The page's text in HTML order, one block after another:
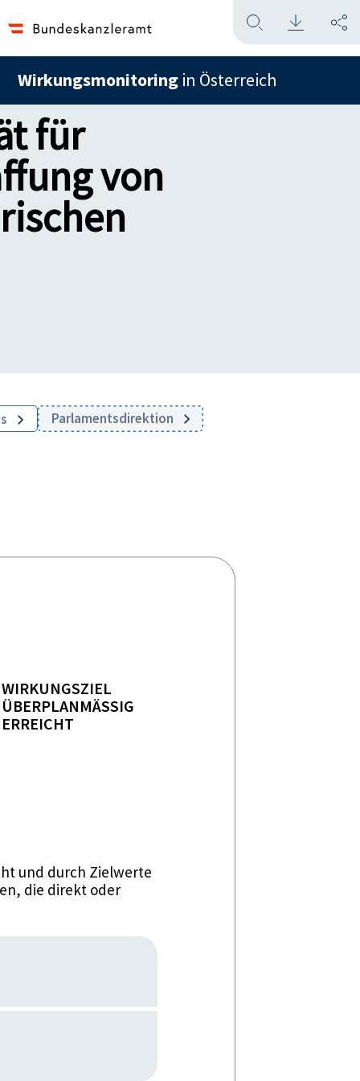
Wirkungsmonitoring in Österreich
für
von
Parlamentsdirektion
WIRKUNGSZIEL
ÜBERPLANMÄSSIG E
RREICHT
und durch Zielwerte
die direkt oder